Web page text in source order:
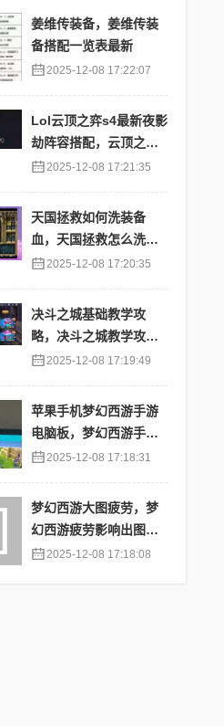
姜维传装备，姜维传装
备搭配一览表最新
2025-12-08 17:22:07
Lol云顶之弈s4最新夜影
劫阵容搭配，云顶之奕
夜影劫阵容
2025-12-08 17:21:35
天国拯救如何洗装备
血，天国拯救怎么洗衣
服 2025-12-08 17:20:35
决斗之城基础教学攻
略，决斗之城教学攻略2
1112025-12-08 17:19:49
苹果手机梦幻西游手游
电脑板，梦幻西游手游
苹果端怎么在电脑上登
2025-12-08 17:18:31
梦幻西游大图疲劳，梦
幻西游疲劳影响出图率
吗 2025-12-08 17:18:08